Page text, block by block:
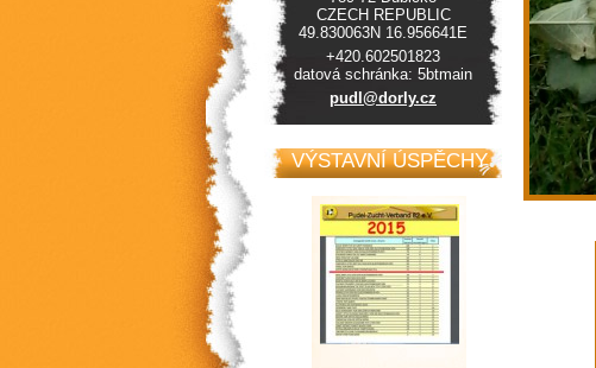
CZECH REPUBLIC
49.830063N 16.956641E
+420.602501823
datová schránka: 5btmain
pudl@dor ly.cz
VÝSTAVNÍ ÚSPĚCHY